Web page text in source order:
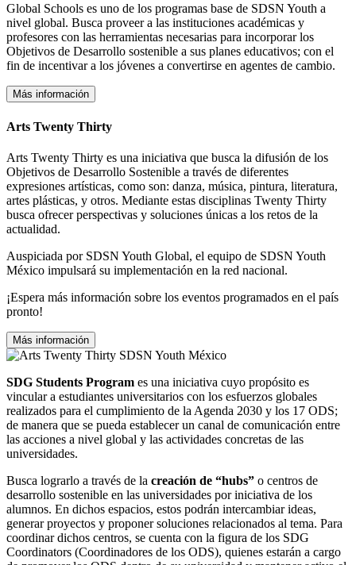
Global Schools es uno de los programas base de SDSN Youth a
nivel global. Busca proveer a las instituciones académicas y
profesores con las herramientas necesarias para incorporar los
Objetivos de Desarrollo sostenible a sus planes educativos; con el
fin de incentivar a los jóvenes a convertirse en agentes de cambio.
Más información
Arts Twenty Thirty
Arts Twenty Thirty es una iniciativa que busca la difusión de los
Objetivos de Desarrollo Sostenible a través de diferentes
expresiones artísticas, como son: danza, música, pintura, literatura,
artes plásticas, y otros. Mediante estas disciplinas Twenty Thirty
busca ofrecer perspectivas y soluciones únicas a los retos de la
actualidad.
Auspiciada por SDSN Youth Global, el equipo de SDSN Youth
México impulsará su implementación en la red nacional.
¡Espera más información sobre los eventos programados en el país
pronto!
Más información
SDG Students Program es una iniciativa cuyo propósito es
vincular a estudiantes universitarios con los esfuerzos globales
realizados para el cumplimiento de la Agenda 2030 y los 17 ODS;
de manera que se pueda establecer un canal de comunicación entre
las acciones a nivel global y las actividades concretas de las
universidades.
Busca lograrlo a través de la creación de “hubs” o centros de
desarrollo sostenible en las universidades por iniciativa de los
alumnos. En dichos espacios, estos podrán intercambiar ideas,
generar proyectos y proponer soluciones relacionados al tema. Para
coordinar dichos centros, se cuenta con la figura de los SDG
Coordinators (Coordinadores de los ODS), quienes estarán a cargo